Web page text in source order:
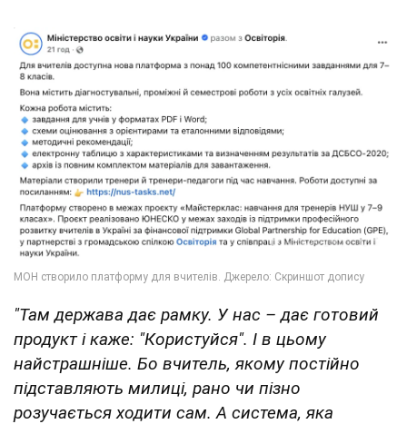
"Там держава дає рамку. У нас – дає готовий
продукт і каже: "Користуйся". І в цьому
найстрашніше. Бо вчитель, якому постійно
підставляють милиці, рано чи пізно
розучається ходити сам. А система, яка